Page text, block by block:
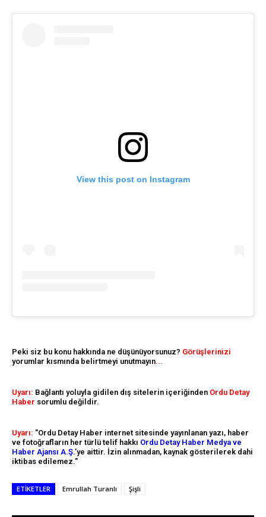
View this post on Instagram
Peki siz bu konu hakkında ne düşünüyorsunuz? Görüşlerinizi
yorumlar kısmında belirtmeyi unutmayın...
Uyarı: Bağlantı yoluyla gidilen dış sitelerin içeriğinden Ordu Detay
Haber sorumlu değildir.
Uyarı: "Ordu Detay Haber internet sitesinde yayınlanan yazı, haber
ve fotoğrafların her türlü telif hakkı Ordu Detay Haber Medya ve
Haber Ajansı A.Ş.’ye aittir. İzin alınmadan, kaynak gösterilerek dahi
iktibas edilemez."
ETIKETLER Emrullah Turanlı Şişli